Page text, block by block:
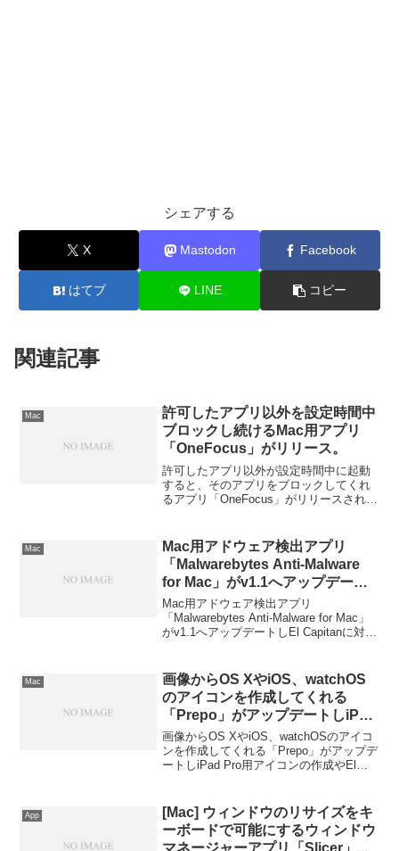
シェアする
X Mastodon Facebook
はてブ LINE コピー
関連記事
Mac
許可したアプリ以外を設定時間中
ブロックし続けるMac用アプリ
「OneFocus」がリリース。
許可したアプリ以外が設定時間中に起動
すると、そのアプリをブロックしてくれ
るアプリ「OneFocus」がリリースされて
Mac
Mac用アドウェア検出アプリ
「Malwarebytes Anti-Malware
for Mac」がv1.1へアップデート
しEl Capitanに対応。
Mac用アドウェア検出アプリ
「Malwarebytes Anti-Malware for Mac」
がv1.1へアップデートしEl Capitanに対応
Mac
画像からOS XやiOS、watchOS
のアイコンを作成してくれる
「Prepo」がアップデートしiPad
Pro用アイコンの作成に対応。
画像からOS XやiOS、watchOSのアイコ
ンを作成してくれる「Prepo」がアップデ
ートしiPad Pro用アイコンの作成やEl
App
[Mac] ウィンドウのリサイズをキ
ーボードで可能にするウィンドウ